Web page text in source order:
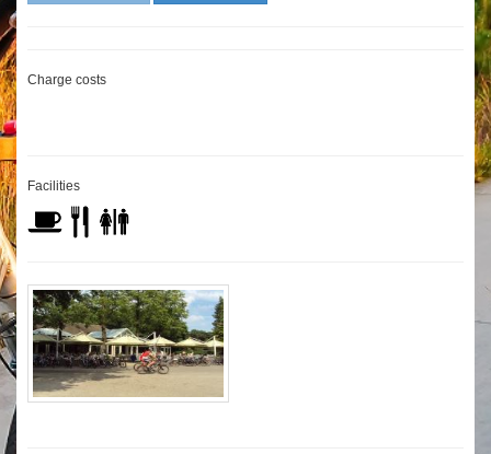
Charge costs
Facilities